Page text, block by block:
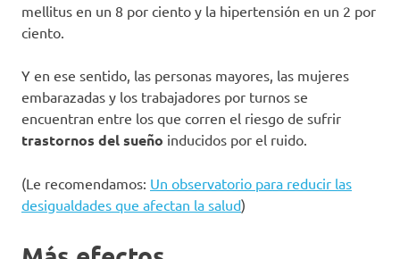
mellitus en un 8 por ciento y la hipertensión en un 2 por
ciento.
Y en ese sentido, las personas mayores, las mujeres
embarazadas y los trabajadores por turnos se
encuentran entre los que corren el riesgo de sufrir
trastornos del sueño inducidos por el ruido.
(Le recomendamos: Un observatorio para reducir las
desigualdades que afectan la salud)